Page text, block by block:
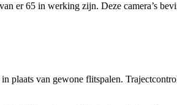
er 65 in werking zijn. Deze camera’s
plaats van gewone flitspalen.